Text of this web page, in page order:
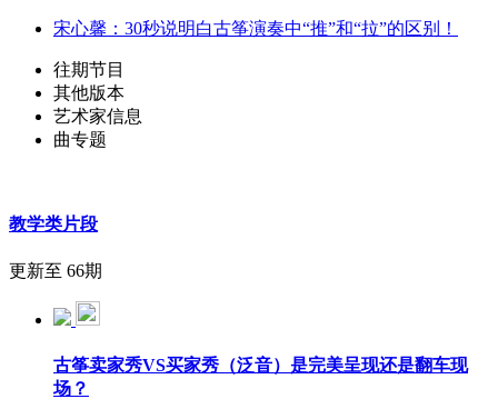
宋心馨：30秒说明白古筝演奏中“推”和“拉”的区别！
往期节目
其他版本
艺术家信息
曲专题
教学类片段
更新至 66期
古筝卖家秀VS买家秀（泛音）是完美呈现还是翻车现
场？